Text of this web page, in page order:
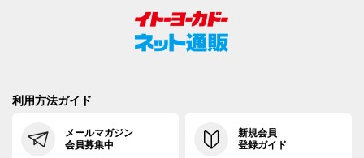
利用方法ガイド
メールマガジン
会員募集中
新規会員
登録ガイド